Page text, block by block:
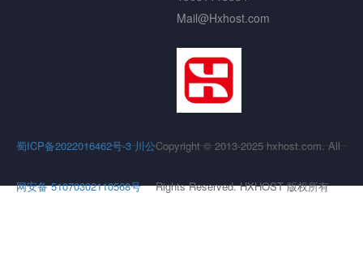
Mail@Hxhost.com
蜀ICP备2022016462号-3 川公
网安备 51070302110568号
Copyright © 2013-2025 hxhost.com. All
Rights Reserved. HXHOST 版权所有